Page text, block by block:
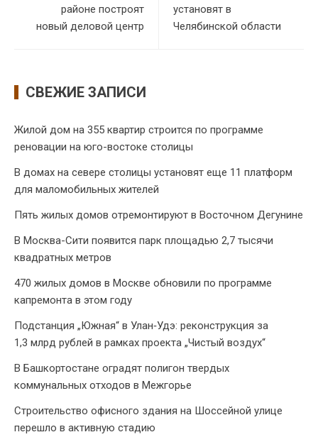
районе построят
новый деловой центр
установят в
Челябинской области
СВЕЖИЕ ЗАПИСИ
Жилой дом на 355 квартир строится по программе
реновации на юго-востоке столицы
В домах на севере столицы установят еще 11 платформ
для маломобильных жителей
Пять жилых домов отремонтируют в Восточном Дегунине
В Москва-Сити появится парк площадью 2,7 тысячи
квадратных метров
470 жилых домов в Москве обновили по программе
капремонта в этом году
Подстанция „Южная“ в Улан‑Удэ: реконструкция за
1,3 млрд рублей в рамках проекта „Чистый воздух“
В Башкортостане оградят полигон твердых
коммунальных отходов в Межгорье
Строительство офисного здания на Шоссейной улице
перешло в активную стадию